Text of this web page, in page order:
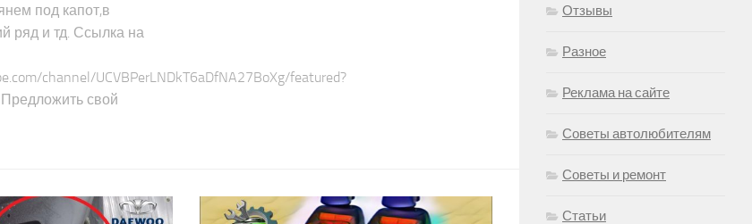
под капот,в
ряд и тд. Ссылка на
channel/UCVBPerLNDkT6aDfNA27BoXg/featured?
Предложить свой
Отзывы
Разное
Реклама на сайте
Советы автолюбителям
Советы и ремонт
Статьи